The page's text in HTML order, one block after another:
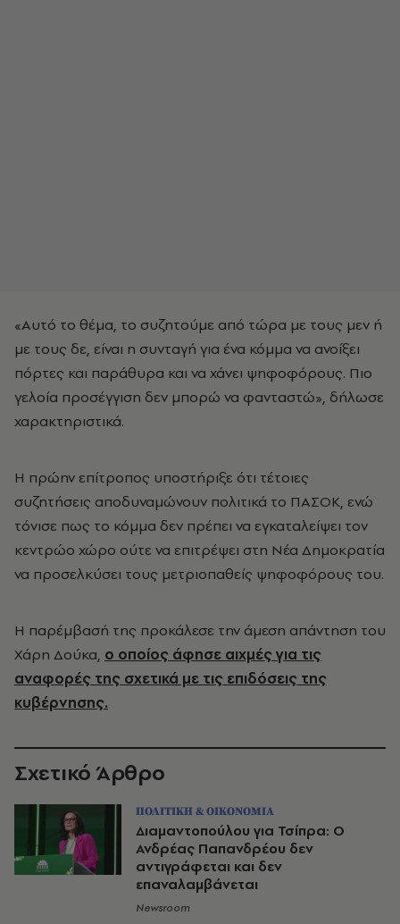
«Αυτό το θέμα, το συζητούμε από τώρα με τους μεν ή
με τους δε, είναι η συνταγή για ένα κόμμα να ανοίξει
πόρτες και παράθυρα και να χάνει ψηφοφόρους. Πιο
γελοία προσέγγιση δεν μπορώ να φανταστώ», δήλωσε
χαρακτηριστικά.
Η πρώην επίτροπος υποστήριξε ότι τέτοιες
συζητήσεις αποδυναμώνουν πολιτικά το ΠΑΣΟΚ, ενώ
τόνισε πως το κόμμα δεν πρέπει να εγκαταλείψει τον
κεντρώο χώρο ούτε να επιτρέψει στη Νέα Δημοκρατία
να προσελκύσει τους μετριοπαθείς ψηφοφόρους του.
Η παρέμβασή της προκάλεσε την άμεση απάντηση του
Χάρη Δούκα, ο οποίος άφησε αιχμές για τις
αναφορές της σχετικά με τις επιδόσεις της
κυβέρνησης.
Σχετικό Άρθρο
ΠΟΛΙΤΙΚΗ & ΟΙΚΟΝΟΜΙΑ
Διαμαντοπούλου για Τσίπρα: Ο
Ανδρέας Παπανδρέου δεν
αντιγράφεται και δεν
επαναλαμβάνεται
Newsroom